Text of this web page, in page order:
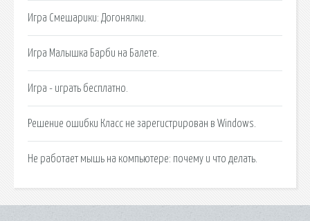
Игра Смешарики: Догонялки.
Игра Малышка Барби на Балете.
Игра - играть бесплатно.
Решение ошибки Класс не зарегистрирован в Windows.
Не работает мышь на компьютере: почему и что делать.